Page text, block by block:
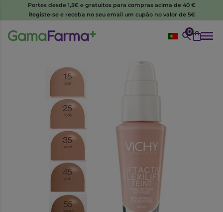
Portes desde 1,5€ e gratuitos para compras acima de 40 €
Registe-se e receba no seu email um cupão no valor de 5€
0